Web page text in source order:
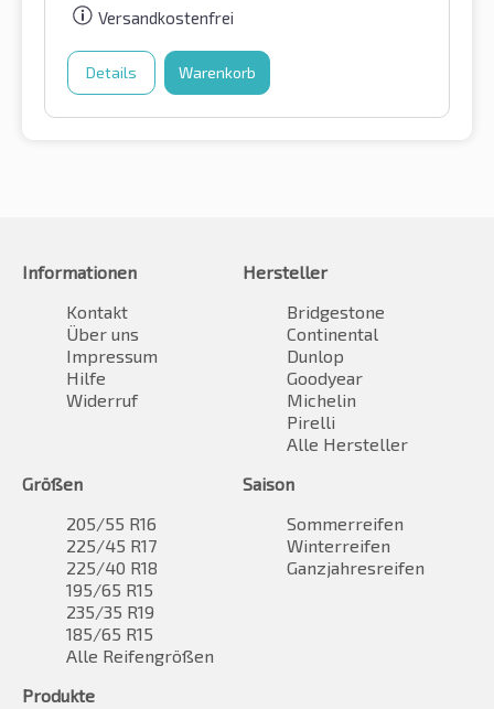
Versandkostenfrei
Details Warenkorb
Informationen
Kontakt
Über uns
Impressum
Hilfe
Widerruf
Hersteller
Bridgestone
Continental
Dunlop
Goodyear
Michelin
Pirelli
Alle Hersteller
Größen
205/55 R16
225/45 R17
225/40 R18
195/65 R15
235/35 R19
185/65 R15
Alle Reifengrößen
Saison
Sommerreifen
Winterreifen
Ganzjahresreifen
Produkte